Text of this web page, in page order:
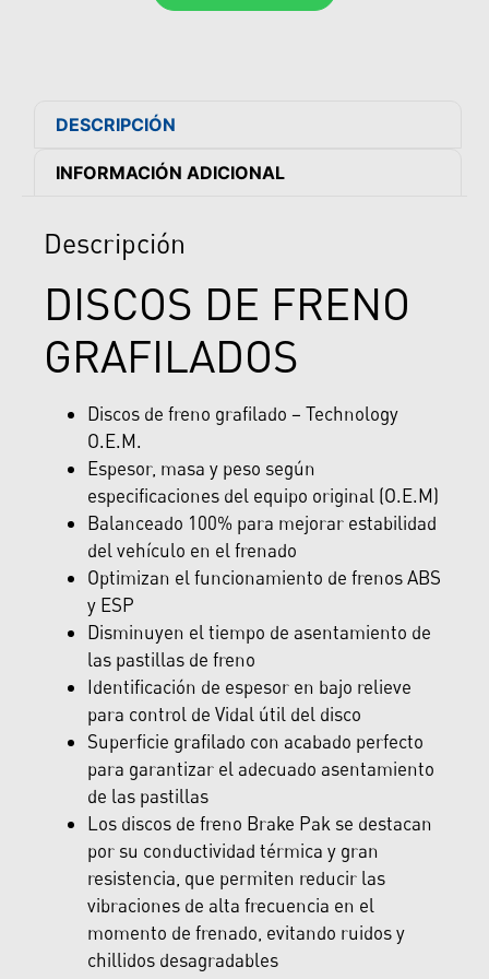
DESCRIPCIÓN
INFORMACIÓN ADICIONAL
Descripción
DISCOS DE FRENO
GRAFILADOS
Discos de freno grafilado – Technology
O.E.M.
Espesor, masa y peso según
especificaciones del equipo original (O.E.M)
Balanceado 100% para mejorar estabilidad
del vehículo en el frenado
Optimizan el funcionamiento de frenos ABS
y ESP
Disminuyen el tiempo de asentamiento de
las pastillas de freno
Identificación de espesor en bajo relieve
para control de Vidal útil del disco
Superficie grafilado con acabado perfecto
para garantizar el adecuado asentamiento
de las pastillas
Los discos de freno Brake Pak se destacan
por su conductividad térmica y gran
resistencia, que permiten reducir las
vibraciones de alta frecuencia en el
momento de frenado, evitando ruidos y
chillidos desagradables